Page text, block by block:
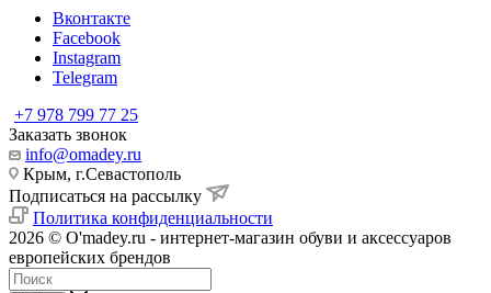
Вконтакте
Facebook
Instagram
Telegram
+7 978 799 77 25
Заказать звонок
info@omadey.ru
Крым, г.Севастополь
Подписаться на рассылку
Политика конфиденциальности
2026 © O'madey.ru - интернет-магазин обуви и аксессуаров
европейских брендов